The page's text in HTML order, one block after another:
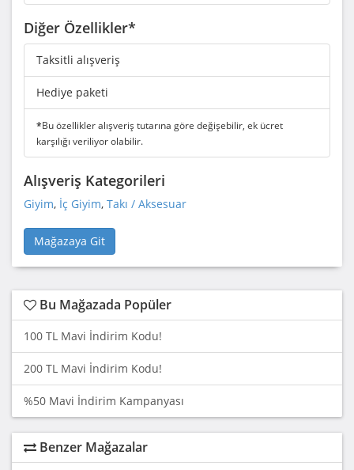
Diğer Özellikler*
Taksitli alışveriş
Hediye paketi
*Bu özellikler alışveriş tutarına göre değişebilir, ek ücret
karşılığı veriliyor olabilir.
Alışveriş Kategorileri
Giyim, İç Giyim, Takı / Aksesuar
Mağazaya Git
Bu Mağazada Popüler
100 TL Mavi İndirim Kodu!
200 TL Mavi İndirim Kodu!
%50 Mavi İndirim Kampanyası
Benzer Mağazalar